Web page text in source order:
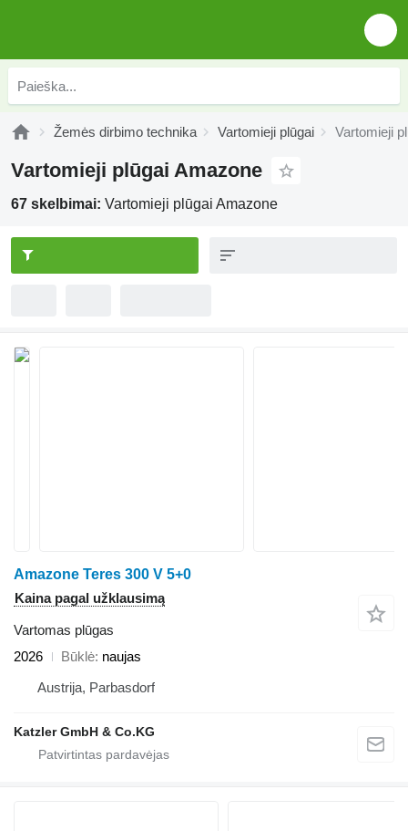
Žemės dirbimo technika Vartomieji plūgai Vartomieji
Vartomieji plūgai Amazone
67 skelbimai: Vartomieji plūgai Amazone
Amazone Teres 300 V 5+0
Kaina pagal užklausimą
Vartomas plūgas
2026
Būklė naujas
Austrija, Parbasdorf
Katzler GmbH & Co.KG